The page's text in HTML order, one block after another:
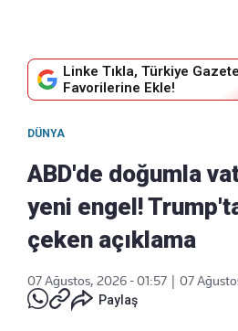
Linke Tıkla, Türkiye
Favorilerine Ekle!
DÜNYA
ABD'de doğumla
yeni engel!
çeken açıklama
07 Ağustos, 2026 - 01:57
07
Paylaş